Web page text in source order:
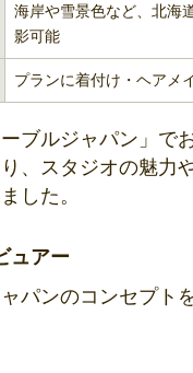
海岸や雪景色など、北海
影可能
プランに着付け・ヘアメ
ブルジャパン」で
、スタジオの魅力
した。
ュアー
パンのコンセプト